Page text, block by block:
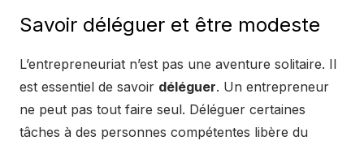
Savoir déléguer et être modeste
L’entrepreneuriat n’est pas une aventure solitaire. Il
est essentiel de savoir déléguer. Un entrepreneur
ne peut pas tout faire seul. Déléguer certaines
tâches à des personnes compétentes libère du